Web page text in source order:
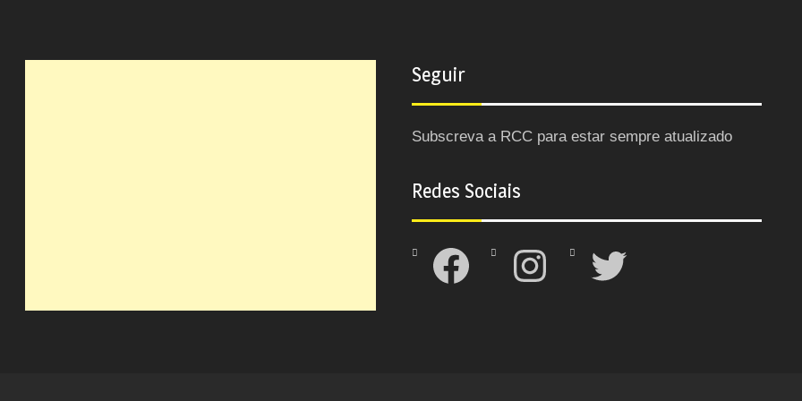
Seguir
Subscreva a RCC para estar sempre atualizado
Redes Sociais
Facebook Instagram Twitter